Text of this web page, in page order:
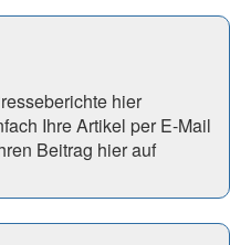
hier
Ihre Artikel per E-Mail
Beitrag hier auf